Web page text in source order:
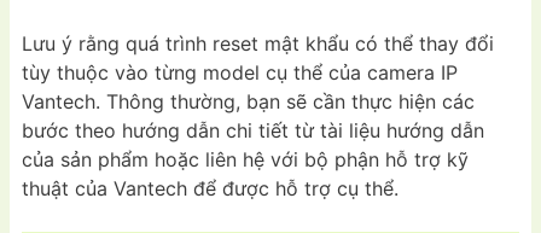
Lưu ý rằng quá trình reset mật khẩu có thể thay đổi
tùy thuộc vào từng model cụ thể của camera IP
Vantech. Thông thường, bạn sẽ cần thực hiện các
bước theo hướng dẫn chi tiết từ tài liệu hướng dẫn
của sản phẩm hoặc liên hệ với bộ phận hỗ trợ kỹ
thuật của Vantech để được hỗ trợ cụ thể.